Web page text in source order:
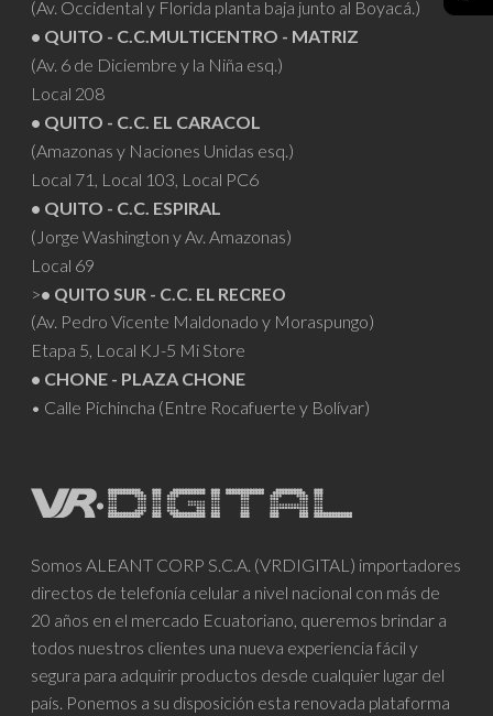
(Av. Occidental y Florida planta baja junto al Boyacá.)
• QUITO - C.C.MULTICENTRO - MATRIZ
(Av. 6 de Diciembre y la Niña esq.)
Local 208
• QUITO - C.C. EL CARACOL
(Amazonas y Naciones Unidas esq.)
Local 71, Local 103, Local PC6
• QUITO - C.C. ESPIRAL
(Jorge Washington y Av. Amazonas)
Local 69
>• QUITO SUR - C.C. EL RECREO
(Av. Pedro Vicente Maldonado y Moraspungo)
Etapa 5, Local KJ-5 Mi Store
• CHONE - PLAZA CHONE
• Calle Pichincha (Entre Rocafuerte y Bolívar)
Somos ALEANT CORP S.C.A. (VRDIGITAL) importadores
directos de telefonía celular a nivel nacional con más de
20 años en el mercado Ecuatoriano, queremos brindar a
todos nuestros clientes una nueva experiencia fácil y
segura para adquirir productos desde cualquier lugar del
país. Ponemos a su disposición esta renovada plataforma